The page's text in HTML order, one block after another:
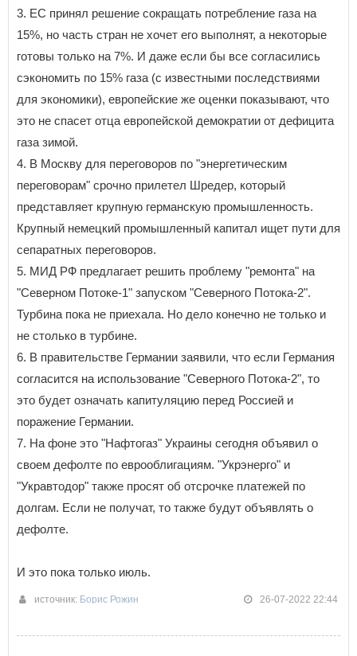
3. ЕС принял решение сокращать потребление газа на
15%, но часть стран не хочет его выполнят, а некоторые
готовы только на 7%. И даже если бы все согласились
сэкономить по 15% газа (с известными последствиями
для экономики), европейские же оценки показывают, что
это не спасет отца европейской демократии от дефицита
газа зимой.
4. В Москву для переговоров по "энергетическим
переговорам" срочно прилетел Шредер, который
представляет крупную германскую промышленность.
Крупный немецкий промышленный капитал ищет пути для
сепаратных переговоров.
5. МИД РФ предлагает решить проблему "ремонта" на
"Северном Потоке-1" запуском "Северного Потока-2".
Турбина пока не приехала. Но дело конечно не только и
не столько в турбине.
6. В правительстве Германии заявили, что если Германия
согласится на использование "Северного Потока-2", то
это будет означать капитуляцию перед Россией и
поражение Германии.
7. На фоне это "Нафтогаз" Украины сегодня объявил о
своем дефолте по еврооблигациям. "Укрэнерго" и
"Укравтодор" также просят об отсрочке платежей по
долгам. Если не получат, то также будут объявлять о
дефолте.
И это пока только июль.
источник: Борис Рожин 26-07-2022 22:44